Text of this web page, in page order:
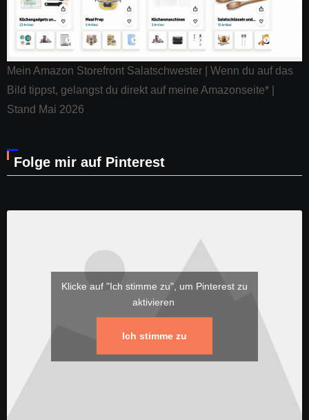
Mein Amazon Storefront Salatschwester | Wenn du auf das
Bild tippst, gelangst du direkt auf meine Amazonseite* |
Stand Mai 2026
Folge mir auf Pinterest
Klicke auf "Ich stimme zu", um Pinterest zu
aktivieren
Ich stimme zu